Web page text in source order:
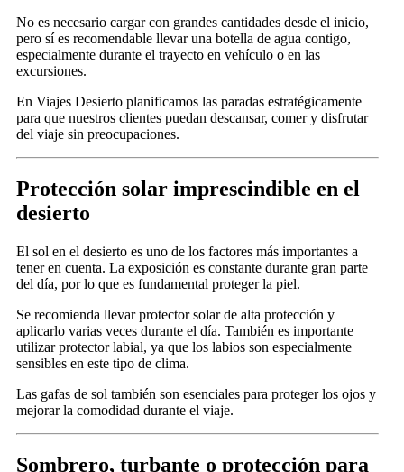
No es necesario cargar con grandes cantidades desde el inicio,
pero sí es recomendable llevar una botella de agua contigo,
especialmente durante el trayecto en vehículo o en las
excursiones.
En Viajes Desierto planificamos las paradas estratégicamente
para que nuestros clientes puedan descansar, comer y disfrutar
del viaje sin preocupaciones.
Protección solar imprescindible en el
desierto
El sol en el desierto es uno de los factores más importantes a
tener en cuenta. La exposición es constante durante gran parte
del día, por lo que es fundamental proteger la piel.
Se recomienda llevar protector solar de alta protección y
aplicarlo varias veces durante el día. También es importante
utilizar protector labial, ya que los labios son especialmente
sensibles en este tipo de clima.
Las gafas de sol también son esenciales para proteger los ojos y
mejorar la comodidad durante el viaje.
Sombrero, turbante o protección para